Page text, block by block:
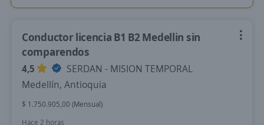
Conductor licencia B1 B2 Medellin sin
comparendos
4,5
SERDAN - MISION TEMPORAL
Medellín, Antioquia
$ 1.750.905,00 (Mensual)
Hace 2 horas